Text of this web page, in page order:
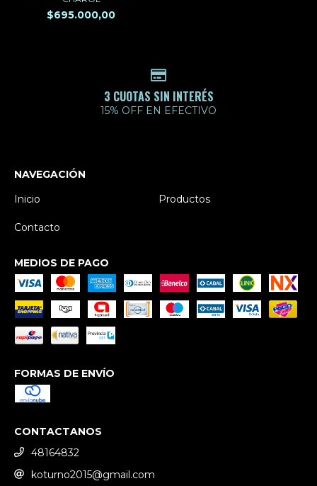
$695.000,00
3 CUOTAS SIN INTERÉS
15% OFF EN EFECTIVO
NAVEGACIÓN
Inicio
Productos
Contacto
MEDIOS DE PAGO
FORMAS DE ENVÍO
CONTACTANOS
48164832
koturno2015@gmail.com